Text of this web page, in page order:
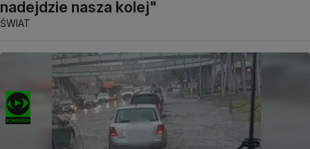
nadejdzie nasza kolej"
ŚWIAT